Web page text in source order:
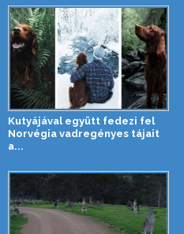
Kutyájával együtt fedezi fel
Norvégia vadregényes tájait
a...